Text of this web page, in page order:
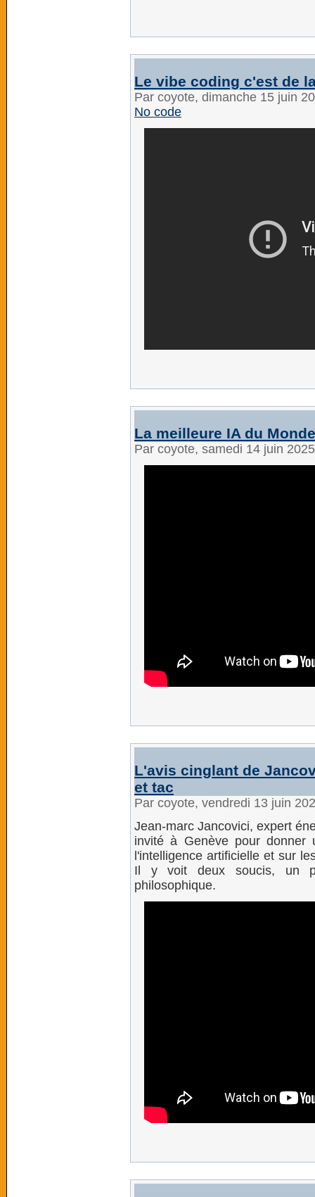
Le vibe coding c'est de
Par coyote, dimanche 15 juin
No code
La meilleure IA du
Par coyote, samedi 14 juin
L'avis cinglant de
et tac
Par coyote, vendredi 13 juin
Jean-marc Jancovici, expert
invité à Genève pour donner
l'intelligence artificielle et sur
Il y voit deux soucis, un
philosophique.